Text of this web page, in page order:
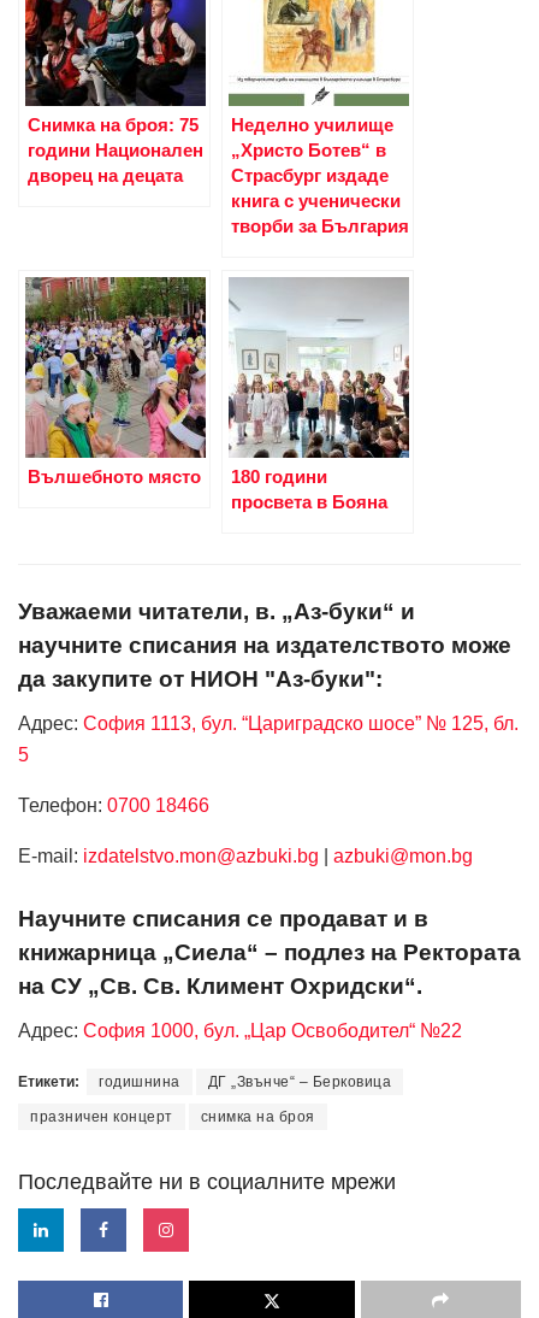
Снимка на броя: 75
години Национален
дворец на децата
Неделно училище
„Христо Ботев“ в
Страсбург издаде
книга с ученически
творби за България
Вълшебното място
180 години
просвета в Бояна
Уважаеми читатели, в. „Аз-буки“ и
научните списания на издателството може
да закупите от НИОН "Аз-буки":
Адрес: София 1113, бул. “Цариградско шосе” № 125, бл.
5
Телефон: 0700 18466
Е-mail: izdatelstvo.mon@azbuki.bg azbuki@mon.bg
Научните списания се продават и в
книжарница „Сиела“ – подлез на Ректората
на СУ „Св. Св. Климент Охридски“.
Адрес: София 1000, бул. „Цар Освободител“ №22
Етикети: годишнина ДГ „Звънче“ – Берковица
празничен концерт снимка на броя
Последвайте ни в социалните мрежи